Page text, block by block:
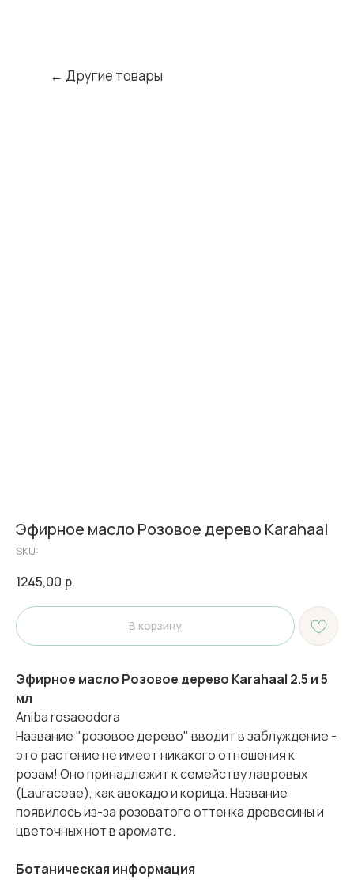
← Другие товары
Эфирное масло Розовое дерево Karahaal
SKU:
1245,00 р.
В корзину
Эфирное масло Розовое дерево Karahaal 2.5 и 5
мл
Aniba rosaeodora
Название "розовое дерево" вводит в заблуждение -
это растение не имеет никакого отношения к
розам! Оно принадлежит к семейству лавровых
(Lauraceae), как авокадо и корица. Название
появилось из-за розоватого оттенка древесины и
цветочных нот в аромате.
Ботаническая информация